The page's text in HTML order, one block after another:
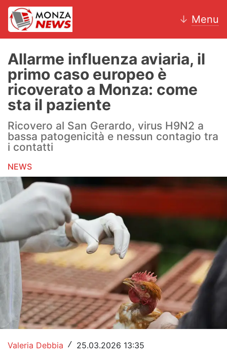
↓ Menu
News
AC Monza
Calcio
Motori
Volley
Hockey
Altri sport
Hockey
Pallanuoto
Pallamano
Altre
News
Allarme influenza aviaria, il
primo caso europeo è
ricoverato a Monza: come
sta il paziente
Ricovero al San Gerardo, virus H9N2 a
bassa patogenicità e nessun contagio tra
i contatti
NEWS
Valeria Debbia / 25.03.2026 13:35